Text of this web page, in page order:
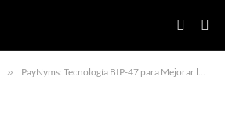
» PayNyms: Tecnología BIP-47 para Mejorar la Usabilidad del Monedero Bitcoin